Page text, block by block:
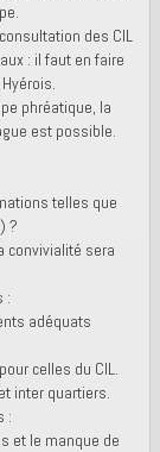
des CIL
: il faut en faire
phréatique, la
est possible.
telles que
?
convivialité sera
:
adéquats
celles du CIL.
inter quartiers.
:
et le manque de